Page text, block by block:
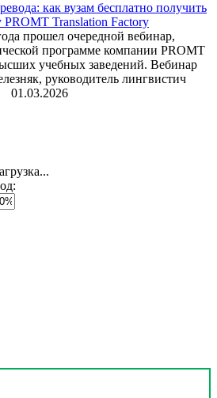
как вузам бесплатно получить
PROMT Translation Factory
прошел очередной вебинар,
программе компании PROMT
учебных заведений. Вебинар
руководитель лингвистич
01.03.2026